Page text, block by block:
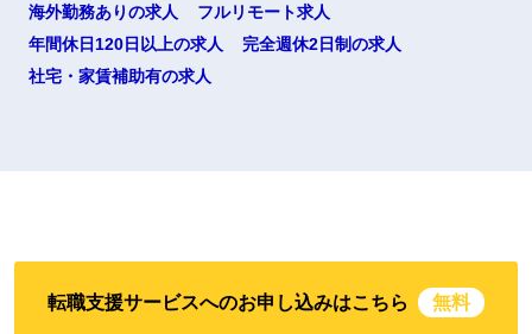
海外勤務ありの求人
フルリモート求人
年間休日120日以上の求人
完全週休2日制の求人
社宅・家賃補助有の求人
転職支援サービスへのお申し込みはこちら 無料